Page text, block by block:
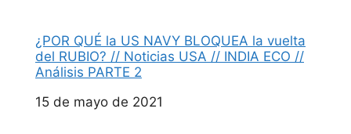
¿POR QUÉ la US NAVY BLOQUEA la vuelta
del RUBIO? // Noticias USA // INDIA ECO //
Análisis PARTE 2
Fecha
15 de mayo de 2021